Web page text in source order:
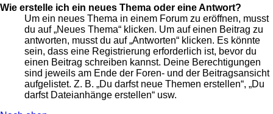
Wie erstelle ich ein neues Thema oder eine Antwort?
Um ein neues Thema in einem Forum zu eröffnen, musst
du auf „Neues Thema“ klicken. Um auf einen Beitrag zu
antworten, musst du auf „Antworten“ klicken. Es könnte
sein, dass eine Registrierung erforderlich ist, bevor du
einen Beitrag schreiben kannst. Deine Berechtigungen
sind jeweils am Ende der Foren- und der Beitragsansicht
aufgelistet. Z. B. „Du darfst neue Themen erstellen“, „Du
darfst Dateianhänge erstellen“ usw.